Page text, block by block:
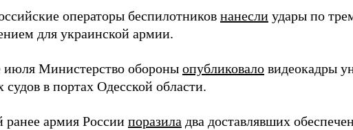
операторы беспилотников нанесли удары по
для украинской армии.
июля Министерство обороны опубликовало видеокадры
судов в портах Одесской области.
ранее армия России поразила два доставлявших